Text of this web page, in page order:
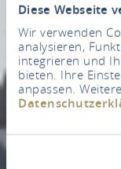
Diese Webseite
Wir verwenden
analysieren,
integrieren und
bieten. Ihre
anpassen.